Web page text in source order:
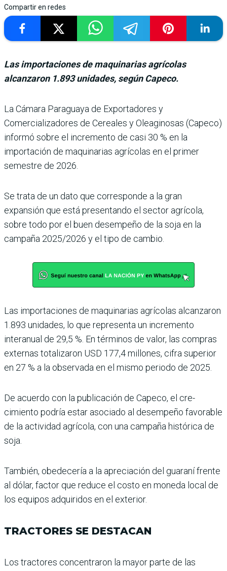
Compartir en redes
Las importaciones de maquinarias agrícolas
alcanzaron 1.893 unidades, según Capeco.
La Cámara Paraguaya de Exportadores y
Comercializadores de Cereales y Oleaginosas (Capeco)
informó sobre el incremento de casi 30 % en la
importación de maquina­rias agrícolas en el primer
semestre de 2026.
Se trata de un dato que corres­ponde a la gran
expansión que está presentando el sec­tor agrícola,
sobre todo por el buen desempeño de la soja en la
campaña 2025/2026 y el tipo de cambio.
Las importaciones de maquinarias agrícolas alcanzaron
1.893 unidades, lo que representa un incre­mento
interanual de 29,5 %. En términos de valor, las compras
externas tota­lizaron USD 177,4 millo­nes, cifra superior
en 27 % a la observada en el mismo periodo de 2025.
De acuerdo con la publi­cación de Capeco, el cre­
cimiento podría estar asociado al desempeño favo­rable
de la actividad agrí­cola, con una campaña his­tórica de
soja.
También, obedecería a la apre­ciación del guaraní frente
al dólar, factor que reduce el costo en moneda local de
los equipos adquiridos en el exterior.
TRACTORES SE DESTACAN
Los tractores concentraron la mayor parte de las